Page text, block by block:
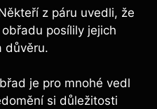
z páru uvedli, že
posílily jejich
důvěru.
je pro mnohé vedl
si důležitosti